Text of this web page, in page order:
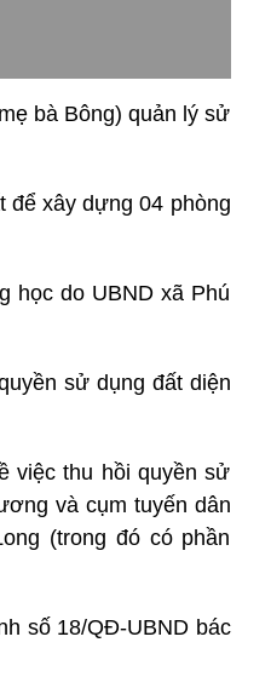
bà Bông) quản lý sử
để xây dựng 04 phòng
học do UBND xã Phú
sử dụng đất diện
việc thu hồi quyền sử
và cụm tuyến dân
(trong đó có phần
số 18/QĐ-UBND bác